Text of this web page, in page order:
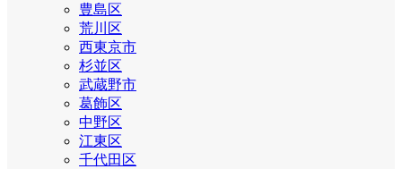
豊島区
荒川区
西東京市
杉並区
武蔵野市
葛飾区
中野区
江東区
千代田区